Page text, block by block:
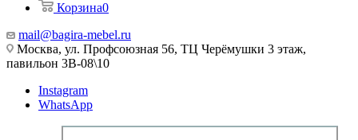
Корзина0
mail@bagira-mebel.ru
Москва, ул. Профсоюзная 56, ТЦ Черёмушки 3 этаж,
павильон 3В-08\10
Instagram
WhatsApp